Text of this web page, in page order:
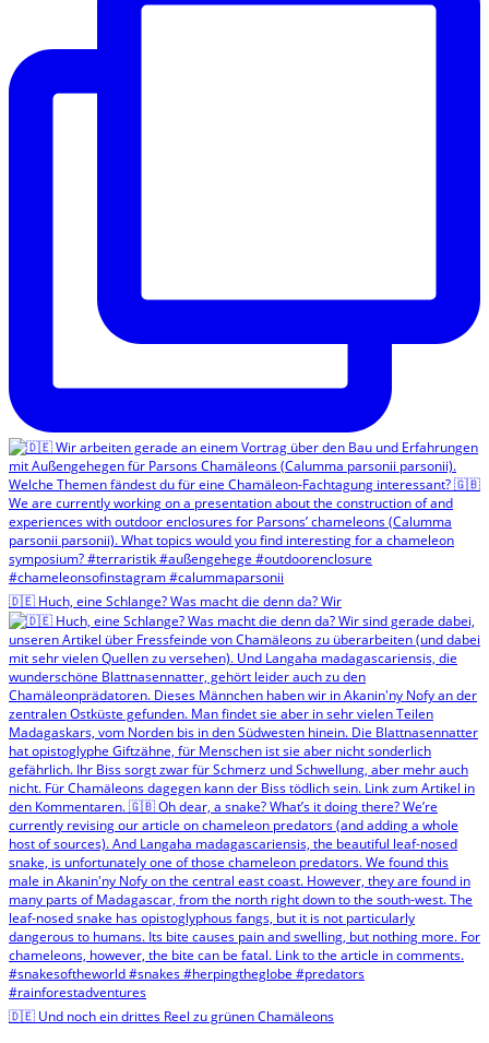
🇩🇪 Huch, eine Schlange? Was macht die denn da? Wir
🇩🇪 Und noch ein drittes Reel zu grünen Chamäleons